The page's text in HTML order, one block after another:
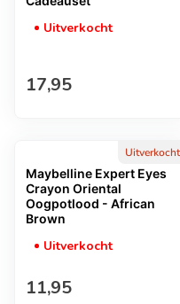
Uitverkocht
Normale prijs
17,95
Uitverkocht
Maybelline Expert Eyes
Crayon Oriental
Oogpotlood - African
Brown
Uitverkocht
Normale prijs
11,95